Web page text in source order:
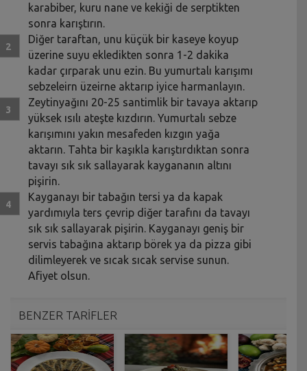
karabiber, kuru nane ve kekiği de serptikten
sonra karıştırın.
Diğer taraftan, unu küçük bir kaseye koyup
üzerine suyu ekledikten sonra 1-2 dakika
kadar çırparak unu ezin. Bu yumurtalı karışımı
sebzeleirn üzeirne aktarıp iyice harmanlayın.
Zeytinyağını 20-25 santimlik bir tavaya aktarıp
yüksek ısılı ateşte kızdırın. Yumurtalı sebze
karışımını yakın mesafeden kızgın yağa
aktarın. Tahta bir kaşıkla karıştırdıktan sonra
tavayı sık sık sallayarak kaygananın altını
pişirin.
Kayganayı bir tabağın tersi ya da kapak
yardımıyla ters çevrip diğer tarafını da tavayı
sık sık sallayarak pişirin. Kayganayı geniş bir
servis tabağına aktarıp börek ya da pizza gibi
dilimleyerek ve sıcak sıcak servise sunun.
Afiyet olsun.
BENZER TARİFLER